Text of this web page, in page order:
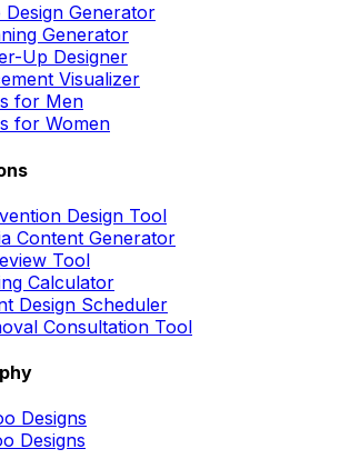
Design Generator
Generator
Up Designer
Visualizer
for Men
for Women
Design Tool
Content Generator
Tool
Calculator
Design Scheduler
Consultation Tool
Designs
Designs